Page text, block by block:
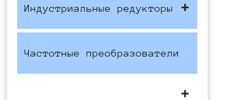
Индустриальные редукторы
Частотные преобразователи